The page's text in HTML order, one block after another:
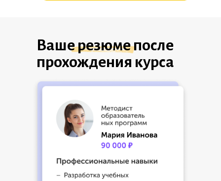
Ваше резюме после
прохождения курса